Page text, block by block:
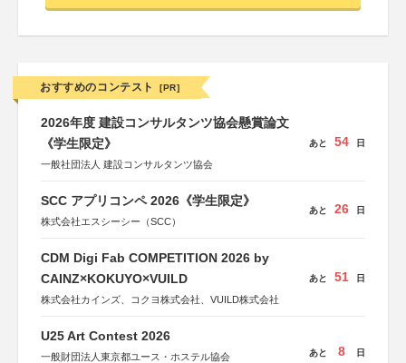
おすすめのコンテスト [PR]
2026年度 建設コンサルタンツ協会懸賞論文
《学生限定》
一般社団法人 建設コンサルタンツ協会
あと 54 日
SCC アプリコンペ 2026《学生限定》
株式会社エスシーシー（SCC）
あと 26 日
CDM Digi Fab COMPETITION 2026 by
CAINZ×KOKUYO×VUILD
株式会社カインズ、コクヨ株式会社、VUILD株式会社
あと 51 日
U25 Art Contest 2026
一般財団法人東京都ユース・ホステル協会
あと 8 日